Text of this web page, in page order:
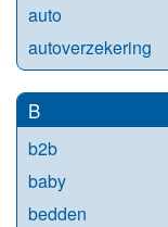
auto
autoverzekering
B
b2b
baby
bedden